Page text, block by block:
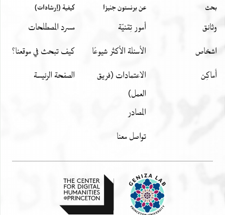
بحث
وثائق
اشخاص
أَماكِن
عن برنستون جنيزا
أمور تِقنيّة
الأسئلة الأكثر شيوعًا
الاعتمادات (فريق
العمل)
المصادر
تواصل معنا
كيفية (إرشادات)
مسرد المصطلحات
كيف تبحث في موقعنا؟
الصفحة الرئيسة